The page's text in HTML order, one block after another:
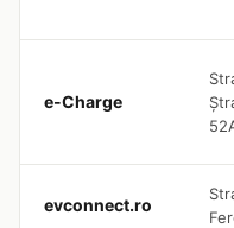
e-Charge
evconnect.ro